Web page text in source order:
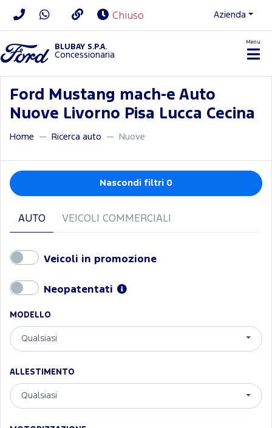
Chiuso Azienda
BLUBAY S.P.A.
Concessionaria
Menu
Ford Mustang mach-e Auto
Nuove Livorno Pisa Lucca Cecina
Home Ricerca auto Nuove
Nascondi filtri 0
AUTO VEICOLI COMMERCIALI
Veicoli in promozione
Neopatentati
MODELLO
Qualsiasi
ALLESTIMENTO
Qualsiasi